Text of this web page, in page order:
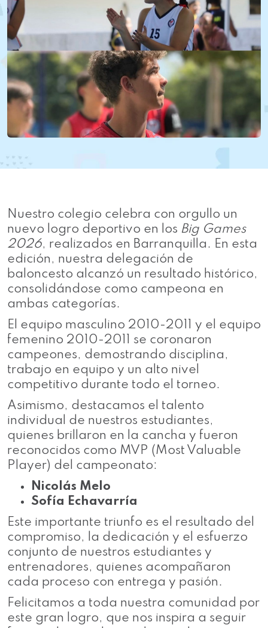
Nuestro colegio celebra con orgullo un
nuevo logro deportivo en los Big Games
2026, realizados en Barranquilla. En esta
edición, nuestra delegación de
baloncesto alcanzó un resultado histórico,
consolidándose como campeona en
ambas categorías.
El equipo masculino 2010-2011 y el equipo
femenino 2010-2011 se coronaron
campeones, demostrando disciplina,
trabajo en equipo y un alto nivel
competitivo durante todo el torneo.
Asimismo, destacamos el talento
individual de nuestros estudiantes,
quienes brillaron en la cancha y fueron
reconocidos como MVP (Most Valuable
Player) del campeonato:
Nicolás Melo
Sofía Echavarría
Este importante triunfo es el resultado del
compromiso, la dedicación y el esfuerzo
conjunto de nuestros estudiantes y
entrenadores, quienes acompañaron
cada proceso con entrega y pasión.
Felicitamos a toda nuestra comunidad por
este gran logro, que nos inspira a seguir